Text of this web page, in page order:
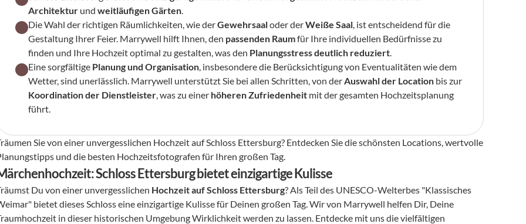
Architektur und weitläufigen Gärten.
Die Wahl der richtigen Räumlichkeiten, wie der Gewehrsaal oder der Weiße Saal, ist entscheidend für die
Gestaltung Ihrer Feier. Marrywell hilft Ihnen, den passenden Raum für Ihre individuellen Bedürfnisse zu
finden und Ihre Hochzeit optimal zu gestalten, was den Planungsstress deutlich reduziert.
Eine sorgfältige Planung und Organisation, insbesondere die Berücksichtigung von Eventualitäten wie dem
Wetter, sind unerlässlich. Marrywell unterstützt Sie bei allen Schritten, von der Auswahl der Location
Koordination der Dienstleister, was zu einer höheren Zufriedenheit mit der gesamten Hochzeitsplanung
führt.
Sie von einer unvergesslichen Hochzeit auf Schloss Ettersburg? Entdecken Sie die schönsten Locations, wertvolle
und die besten Hochzeitsfotografen für Ihren großen Tag.
Schloss Ettersburg bietet einzigartige Kulisse
Du von einer unvergesslichen Hochzeit auf Schloss Ettersburg? Als Teil des UNESCO-Welterbes "Klassisches
bietet dieses Schloss eine einzigartige Kulisse für Deinen großen Tag. Wir von Marrywell helfen Dir, Deine
in dieser historischen Umgebung Wirklichkeit werden zu lassen. Entdecke mit uns die vielfältigen